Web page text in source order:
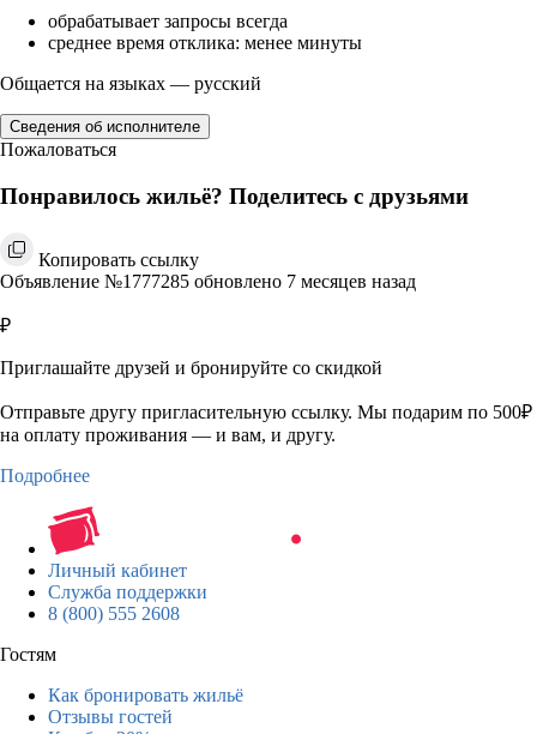
обрабатывает запросы всегда
среднее время отклика: менее минуты
Общается на языках — русский
Сведения об исполнителе
Пожаловаться
Понравилось жильё? Поделитесь с друзьями
Копировать ссылку
Объявление №1777285 обновлено 7 месяцев назад
₽
Приглашайте друзей и бронируйте со скидкой
Отправьте другу пригласительную ссылку. Мы подарим по 500₽
на оплату проживания — и вам, и другу.
Подробнее
Личный кабинет
Служба поддержки
8 (800) 555 2608
Гостям
Как бронировать жильё
Отзывы гостей